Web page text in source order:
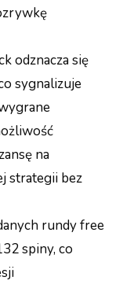
odznacza się
sygnalizuje
na
strategii bez
rundy free
spiny, co